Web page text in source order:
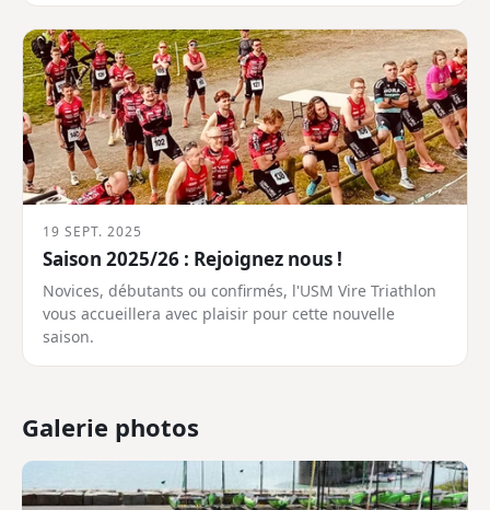
19 SEPT. 2025
Saison 2025/26 : Rejoignez nous !
Novices, débutants ou confirmés, l'USM Vire Triathlon
vous accueillera avec plaisir pour cette nouvelle
saison.
Galerie photos